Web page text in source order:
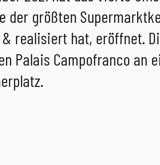
der größten
realisiert hat, eröffnet.
Palais Campofranco an